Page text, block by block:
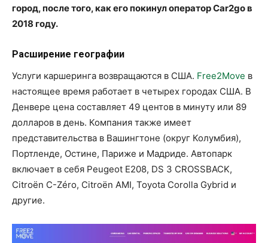
город, после того, как его покинул оператор Car2go в
2018 году.
Расширение географии
Услуги каршеринга возвращаются в США. Free2Move в
настоящее время работает в четырех городах США. В
Денвере цена составляет 49 центов в минуту или 89
долларов в день. Компания также имеет
представительства в Вашингтоне (округ Колумбия),
Портленде, Остине, Париже и Мадриде. Автопарк
включает в себя Peugeot E208, DS 3 CROSSBACK,
Citroën C-Zéro, Citroën AMI, Toyota Corolla Gybrid и
другие.